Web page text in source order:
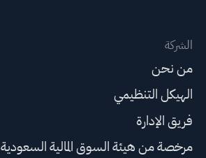
الشركة
من نحن
الهيكل التنظيمي
فريق الإدارة
مرخصة من هيئة السوق المالية السعودية